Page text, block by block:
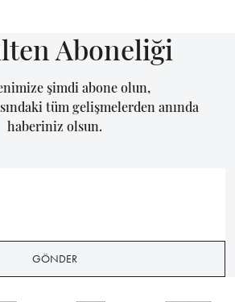
Aboneliği
şimdi abone olun,
tüm gelişmelerden anında
haberiniz olsun.
GÖNDER